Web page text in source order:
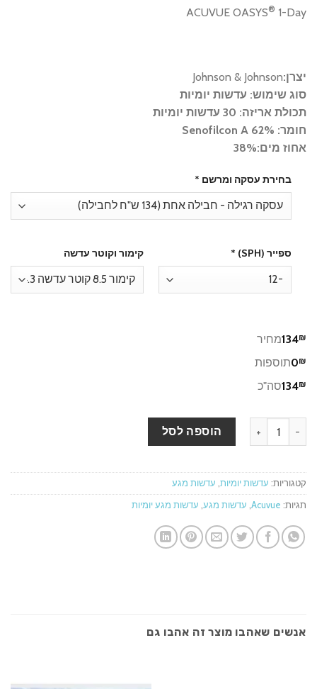
ACUVUE OASYS® 1-Day
יצרן:Johnson & Johnson
סוג שימוש: עדשות יומיות
תכולת אריזה: 30 עדשות יומיות
חומר: 62% Senofilcon A
אחוז מים:38%
בחירת עסקה ומרשם *
ספייר (SPH) * קימור וקוטר עדשה
מחיר134₪
תוספות0₪
סה"כ134₪
הוספה לסל
קטגוריות: עדשות יומיות, עדשות מגע
תגיות: Acuvue
, עדשות מגע, עדשות מגע יומיות
אנשים שאהבו מוצר זה אהבו גם